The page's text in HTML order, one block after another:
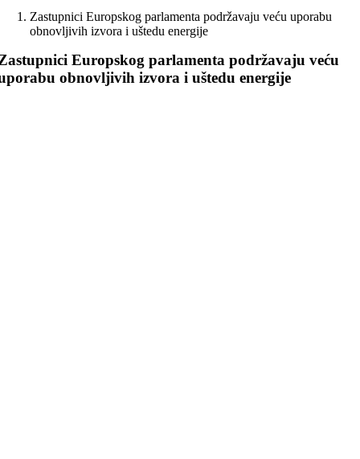
Zastupnici Europskog parlamenta podržavaju veću uporabu
obnovljivih izvora i uštedu energije
Europskog parlamenta podržavaju veću
obnovljivih izvora i uštedu energije